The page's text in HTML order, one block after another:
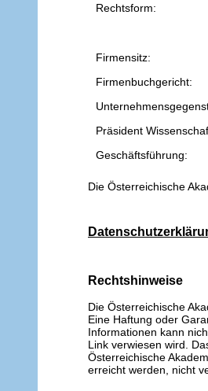
Rechtsform:
Firmensitz:
Firmenbuchgericht:
Präsident
Geschäftsführung:
Die Österreichische
Rechtshinweise
Die Österreichische
Eine Haftung oder
Informationen kann
Link verwiesen wird.
Österreichische
erreicht werden, nicht